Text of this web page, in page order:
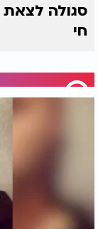
סגולה לצאת
חי